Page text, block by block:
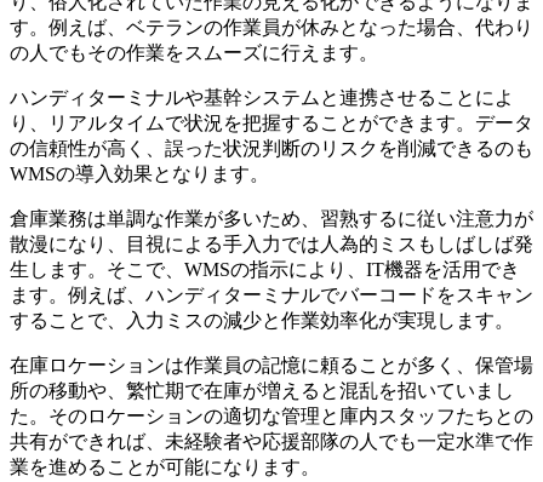
す。例えば、ベテランの作業員が休みとなった場合、代わり
の人でもその作業をスムーズに行えます。
ハンディターミナルや基幹システムと連携させることによ
り、リアルタイムで状況を把握することができます。データ
の信頼性が高く、誤った状況判断のリスクを削減できるのも
WMSの導入効果となります。
倉庫業務は単調な作業が多いため、習熟するに従い注意力が
散漫になり、目視による手入力では人為的ミスもしばしば発
生します。そこで、WMSの指示により、IT機器を活用でき
ます。例えば、ハンディターミナルでバーコードをスキャン
することで、入力ミスの減少と作業効率化が実現します。
在庫ロケーションは作業員の記憶に頼ることが多く、保管場
所の移動や、繁忙期で在庫が増えると混乱を招いていまし
た。そのロケーションの適切な管理と庫内スタッフたちとの
共有ができれば、未経験者や応援部隊の人でも一定水準で作
業を進めることが可能になります。